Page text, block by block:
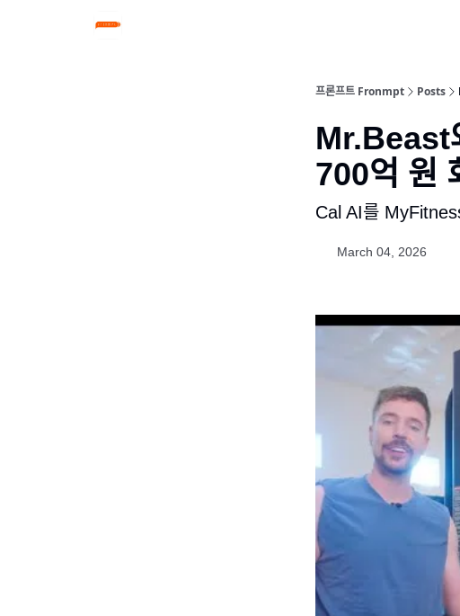
프론프트 Fronmpt Posts
Mr.Beast와
700억 원
Cal AI를
March 04, 2026